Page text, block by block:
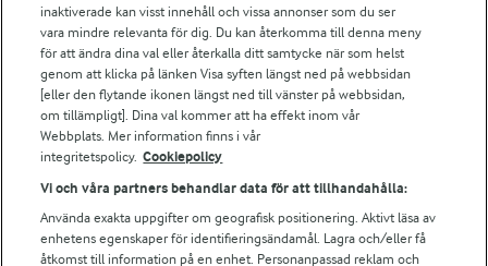
Arla webbshop
Bildbank
Följ oss
inaktiverade kan visst innehåll och vissa annonser som du ser
vara mindre relevanta för dig. Du kan återkomma till denna meny
för att ändra dina val eller återkalla ditt samtycke när som helst
genom att klicka på länken Visa syften längst ned på webbsidan
[eller den flytande ikonen längst ned till vänster på webbsidan,
om tillämpligt]. Dina val kommer att ha effekt inom vår
Webbplats. Mer information finns i vår
integritetspolicy. Cookiepolicy
Vi och våra partners behandlar data för att tillhandahålla:
Använda exakta uppgifter om geografisk positionering. Aktivt läsa av
enhetens egenskaper för identifieringsändamål. Lagra och/eller få
åtkomst till information på en enhet. Personanpassad reklam och